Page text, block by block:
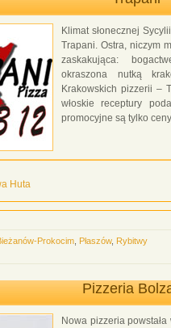
Klimat słonecznej
Trapani. Ostra, niczym
zaskakująca:
okraszona nutką
Krakowskich pizzerii –
włoskie receptury
promocyjne są tylko
Huta
Prokocim Płaszów, Rybitwy
Pizzeria
Nowa pizzeria